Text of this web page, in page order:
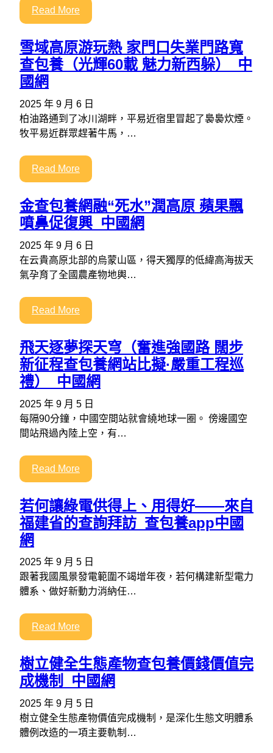
Read More
雪域高原游玩熱 家門口失業門路寬
查包養（光輝60載 魅力新西躲）_中
國網
2025 年 9 月 6 日
柏油路通到了冰川湖畔，平易近宿里冒起了裊裊炊煙。
牧平易近群眾趕著牛馬，…
Read More
金查包養網融“死水”潤高原 蘋果飄
噴鼻促復興_中國網
2025 年 9 月 6 日
在云貴高原北部的烏蒙山區，得天獨厚的低緯高海拔天
氣孕育了全國農產物地輿…
Read More
飛天逐夢探天穹（奮進強國路 闊步
新征程查包養網站比擬·嚴重工程巡
禮）_中國網
2025 年 9 月 5 日
每隔90分鐘，中國空間站就會繞地球一圈。 傍邊國空
間站飛過內陸上空，有…
Read More
若何讓綠電供得上、用得好——來自
福建省的查詢拜訪_查包養app中國
網
2025 年 9 月 5 日
跟著我國風景發電範圍不竭增年夜，若何構建新型電力
體系、做好新動力消納任…
Read More
樹立健全生態產物查包養價錢價值完
成機制_中國網
2025 年 9 月 5 日
樹立健全生態產物價值完成機制，是深化生態文明體系
體例改造的一項主要軌制…